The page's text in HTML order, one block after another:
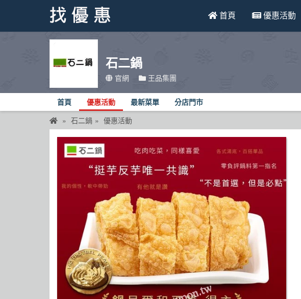
首頁 優惠活動
石二鍋
官網 王品集團
首頁 優惠活動 最新菜單 分店門市
石二鍋 優惠活動